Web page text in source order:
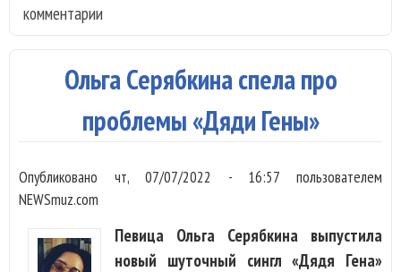
комментарии
Ольга Серябкина спела про
проблемы «Дяди Гены»
Опубликовано чт, 07/07/2022 - 16:57 пользователем
NEWSmuz.com
Певица Ольга Серябкина выпустила
новый шуточный сингл «Дядя Гена»